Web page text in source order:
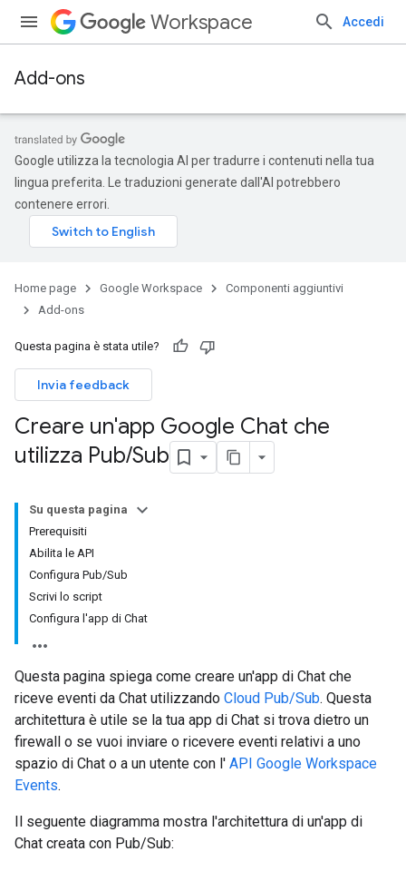
Workspace Accedi
Add-ons
Google utilizza la tecnologia AI per tradurre i contenuti nella tua
lingua preferita. Le traduzioni generate dall'AI potrebbero
contenere errori.
Home page Google Workspace
Componenti aggiuntivi
Add-ons
Questa pagina è stata utile?
Invia feedback
Creare un'app Google Chat che
utilizza Pub/Sub
Su questa pagina
Prerequisiti
Abilita le API
Configura Pub/Sub
Scrivi lo script
Configura l'app di Chat
Questa pagina spiega come creare un'app di Chat che
riceve eventi da Chat utilizzando Cloud Pub/Sub. Questa
architettura è utile se la tua app di Chat si trova dietro un
firewall o se vuoi inviare o ricevere eventi relativi a uno
spazio di Chat o a un utente con l' API Google Workspace
Events.
Il seguente diagramma mostra l'architettura di un'app di
Chat creata con Pub/Sub: